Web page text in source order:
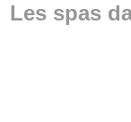
Les spas